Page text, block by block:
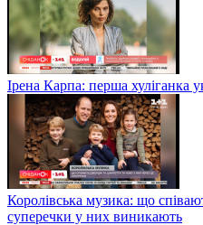
Ірена Карпа: перша хуліганка
Королівська музика: що
суперечки у них виникають